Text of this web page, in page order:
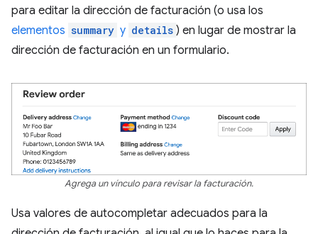
para editar la dirección de facturación (o usa los
elementos summary y details ) en lugar de mostrar la
dirección de facturación en un formulario.
Agrega un vínculo para revisar la facturación.
Usa valores de autocompletar adecuados para la